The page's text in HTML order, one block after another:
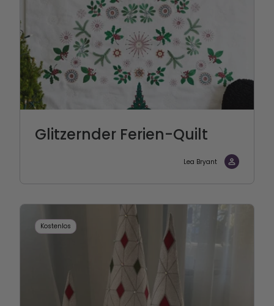
Glitzernder Ferien-Quilt
Lea Bryant
Kostenlos